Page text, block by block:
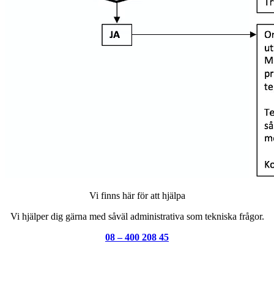
Vi finns här för att hjälpa
Vi hjälper dig gärna med såväl administrativa som tekniska frågor.
08 – 400 208 45